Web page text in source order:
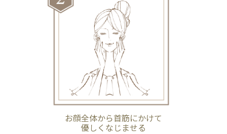
お顔全体から首筋にかけて
優しくなじませる